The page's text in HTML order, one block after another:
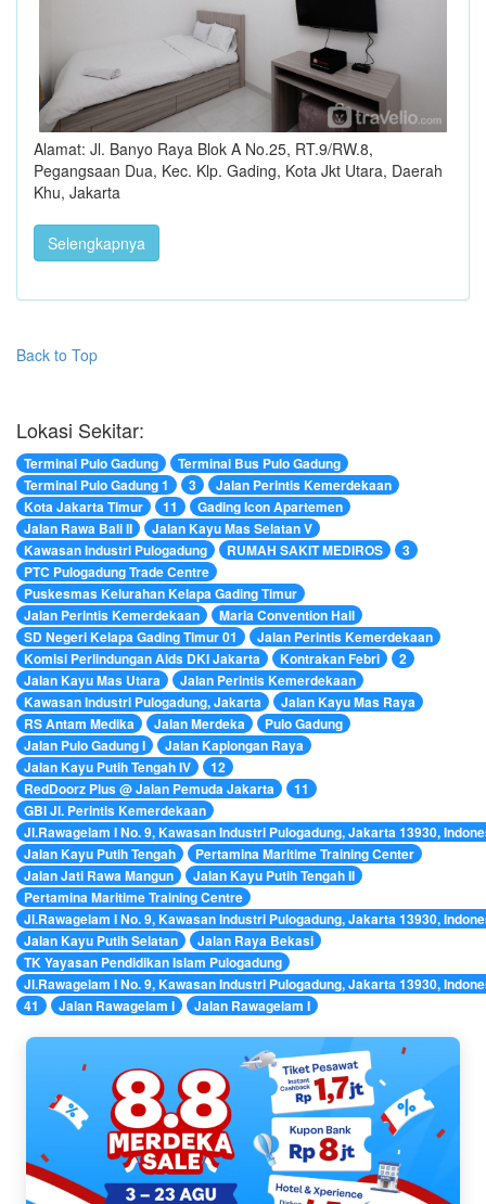
Alamat: Jl. Banyo Raya Blok A No.25, RT.9/RW.8,
Pegangsaan Dua, Kec. Klp. Gading, Kota Jkt Utara, Daerah
Khu, Jakarta
Selengkapnya
Back to Top
Lokasi Sekitar:
Terminal Pulo Gadung
Terminal Bus Pulo Gadung
Terminal Pulo Gadung 1
3
Jalan Perintis Kemerdekaan
Kota Jakarta Timur
11
Gading Icon Apartemen
Jalan Rawa Bali II
Jalan Kayu Mas Selatan V
Kawasan Industri Pulogadung
RUMAH SAKIT MEDIROS
3
PTC Pulogadung Trade Centre
Puskesmas Kelurahan Kelapa Gading Timur
Jalan Perintis Kemerdekaan
Maria Convention Hall
SD Negeri Kelapa Gading Timur 01
Jalan Perintis Kemerdekaan
Komisi Perlindungan Aids DKI Jakarta
Kontrakan Febri
2
Jalan Kayu Mas Utara
Jalan Perintis Kemerdekaan
Kawasan Industri Pulogadung, Jakarta
Jalan Kayu Mas Raya
RS Antam Medika
Jalan Merdeka
Pulo Gadung
Jalan Pulo Gadung I
Jalan Kaplongan Raya
Jalan Kayu Putih Tengah IV
12
RedDoorz Plus @ Jalan Pemuda Jakarta
11
GBI Jl. Perintis Kemerdekaan
Jl.Rawagelam I No. 9, Kawasan Industri Pulogadung, Jakarta 13930,
Jalan Kayu Putih Tengah
Pertamina Maritime Training Center
Jalan Jati Rawa Mangun
Jalan Kayu Putih Tengah II
Pertamina Maritime Training Centre
Jl.Rawagelam I No. 9, Kawasan Industri Pulogadung, Jakarta 13930,
Jalan Kayu Putih Selatan
Jalan Raya Bekasi
TK Yayasan Pendidikan Islam Pulogadung
Jl.Rawagelam I No. 9, Kawasan Industri Pulogadung, Jakarta 13930,
41
Jalan Rawagelam I Jalan Rawagelam I